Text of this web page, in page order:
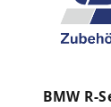
BMW R-